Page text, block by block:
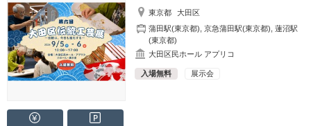
東京都
大田区
蒲田駅(東京都) ,京急蒲田駅(東京都) ,蓮沼駅
(東京都)
大田区民ホール アプリコ
入場無料 展示会